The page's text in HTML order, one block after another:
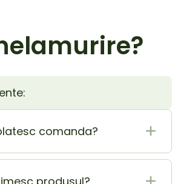
comanda?
este cel mai sigur si
plata. In acelasi timp poti